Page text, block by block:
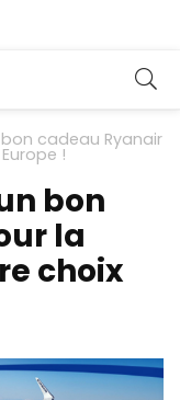
cadeau Ryanair
!
bon
la
choix